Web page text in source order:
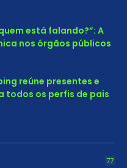
está falando?”: A
nos órgãos públicos
reúne presentes e
todos os perfis de pais
77